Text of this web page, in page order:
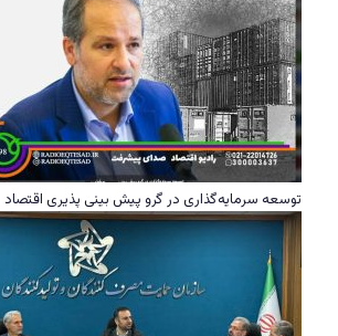
توسعه سرمایه‌گذاری در گرو پیش بینی پذیری اقتصاد